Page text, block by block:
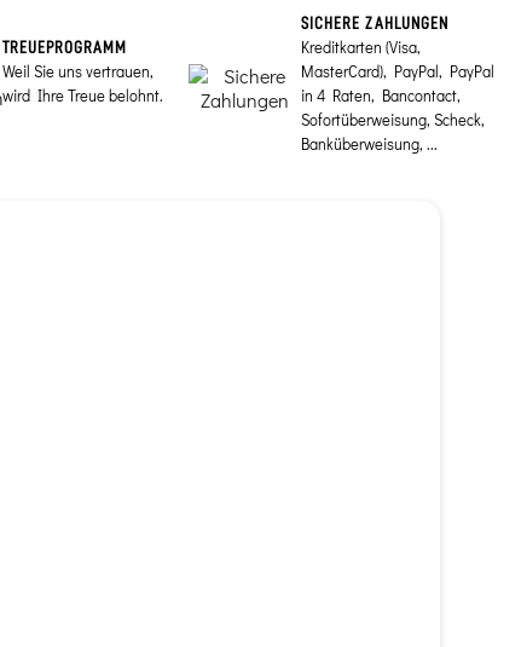
TREUEPROGRAMM
Weil Sie uns vertrauen,
wird Ihre Treue belohnt.
SICHERE ZAHLUNGEN
Kreditkarten (Visa,
MasterCard), PayPal, PayPal
in 4 Raten, Bancontact,
Sofortüberweisung, Scheck,
Banküberweisung, ...